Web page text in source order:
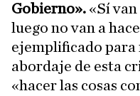
Gobierno». «Sí
luego no van a
ejemplificado para
abordaje de esta
«hacer las cosas